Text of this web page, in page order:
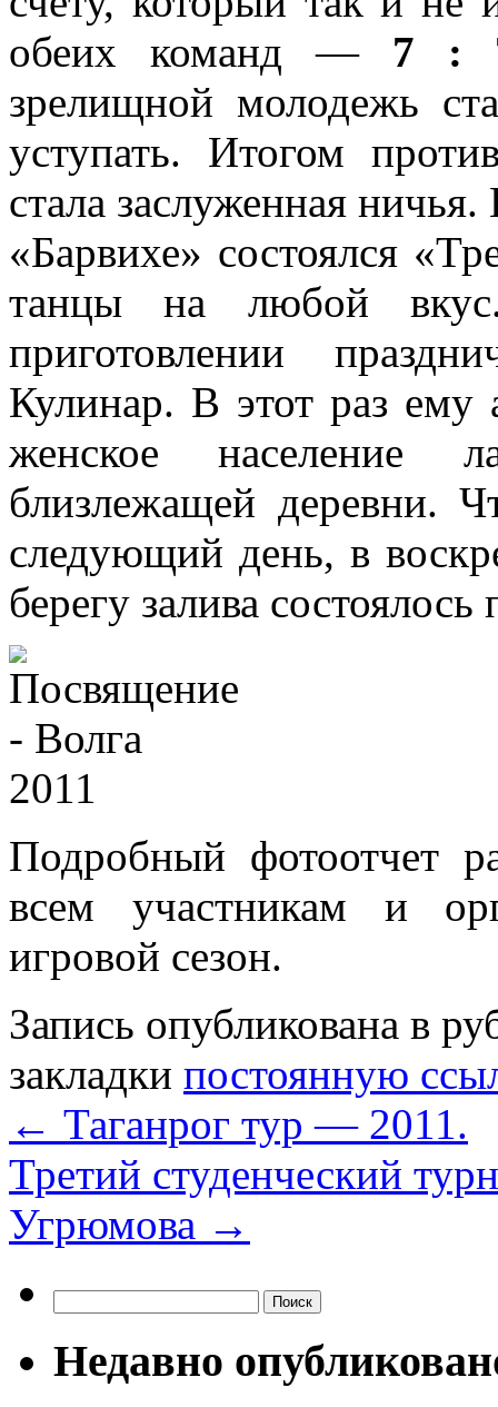
обеих команд — 7 :
зрелищной молодежь
уступать. Итогом
стала заслуженная
«Барвихе» состоялся
танцы на любой
приготовлении
Кулинар. В этот раз ему
женское население
близлежащей деревни.
следующий день, в
берегу залива
Подробный фотоотчет
всем участникам и
игровой сезон.
Запись опубликована в
закладки постоянную
← Таганрог тур — 2011.
Третий студенческий
Угрюмова →
Недавно